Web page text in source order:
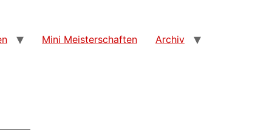
Mini Meisterschaften Archiv